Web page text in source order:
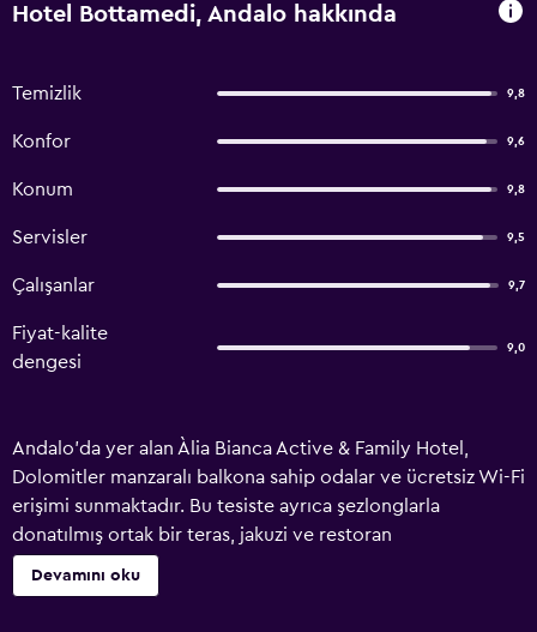
Hotel Bottamedi, Andalo hakkında
Temizlik 9,8
Konfor 9,6
Konum 9,8
Servisler 9,5
Çalışanlar 9,7
Fiyat-kalite
dengesi
9,0
Andalo'da yer alan Àlia Bianca Active & Family Hotel,
Dolomitler manzaralı balkona sahip odalar ve ücretsiz Wi-Fi
erişimi sunmaktadır. Bu tesiste ayrıca şezlonglarla
donatılmış ortak bir teras, jakuzi ve restoran
bulunmaktadır. Tesis bünyesindeki otopark ücretsizdir. Her
sabah açık büfe kahvaltıda ev yapımı kruvasan, söğüş ve
Devamını oku